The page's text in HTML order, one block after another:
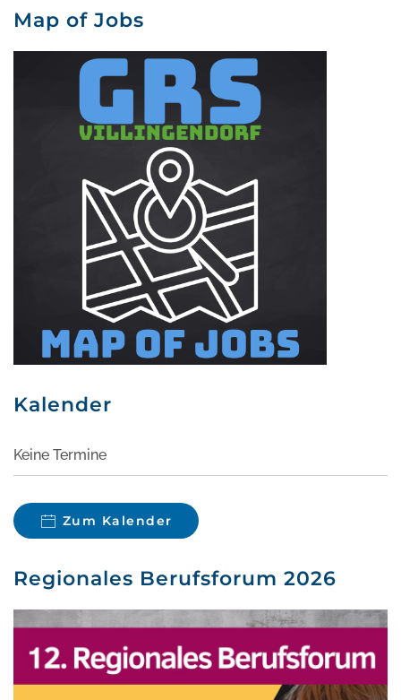
Map of Jobs
Kalender
Keine Termine
Zum Kalender
Regionales Berufsforum 2026